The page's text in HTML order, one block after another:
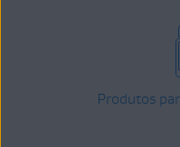
Produtos